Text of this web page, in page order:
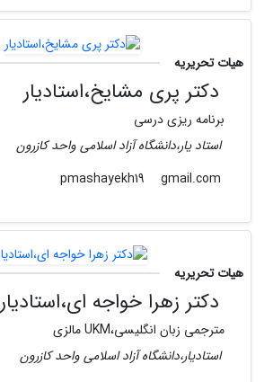
هیات تحریریه
دکتر پری مشایخ،استادیار
برنامه ریزی درسی
استاد یار،دانشگاه آزاد اسلامی واحد کازرون
gmail.com
هیات تحریریه
دکتر زهرا خواجه ای،استادیار
مترجمی زبان انگلیسی،UKM مالزی
استادیار،دانشگاه آزاد اسلامی واحد کازرون